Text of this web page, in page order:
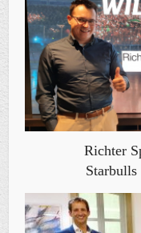
Richter
Starbulls